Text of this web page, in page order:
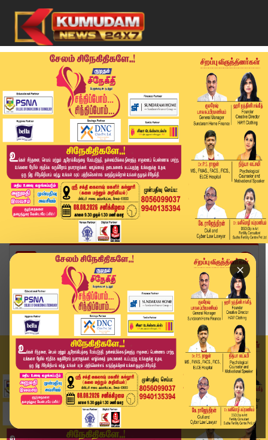
×
Home
வீடியோ ஸ்டோரி
ஆற்றின் நடுவே சிக்கியவரை தைரியமாக மீட்ட வீரர்கள...